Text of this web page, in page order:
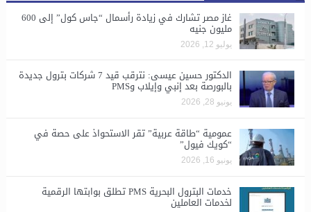
غاز مصر تشارك في زيادة رأسمال “جاس كول” إلى 600
مليون جنيه
يوليو 12, 2026
الدكتور حسين عيسى: نترقب قيد 7 شركات بترول جديدة
بالبورصة بعد إنبي وإيلاب وPMS
يونيو 28, 2026
​عمومية “طاقة عربية” تقر الاستحواذ على حصة في
“كويك فيول”
يونيو 16, 2026
خدمات البترول البحرية PMS تطلق بوابتها الرقمية
لخدمات العاملين